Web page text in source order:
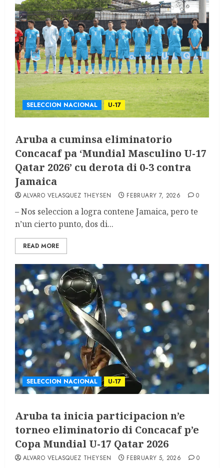
SELECCION NACIONAL U-17
Aruba a cuminsa eliminatorio
Concacaf pa ‘Mundial Masculino U-17
Qatar 2026’ cu derota di 0-3 contra
Jamaica
ALVARO VELASQUEZ THEYSEN FEBRUARY 7, 2026 0
– Nos seleccion a logra contene Jamaica, pero te
n’un cierto punto, dos di...
READ MORE
SELECCION NACIONAL U-17
Aruba ta inicia participacion n’e
torneo eliminatorio di Concacaf p’e
Copa Mundial U-17 Qatar 2026
ALVARO VELASQUEZ THEYSEN FEBRUARY 5, 2026 0